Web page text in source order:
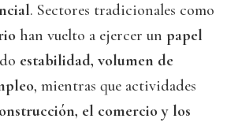
. Sectores tradicionales como
han vuelto a ejercer un papel
estabilidad, volumen de
, mientras que actividades
el comercio y los